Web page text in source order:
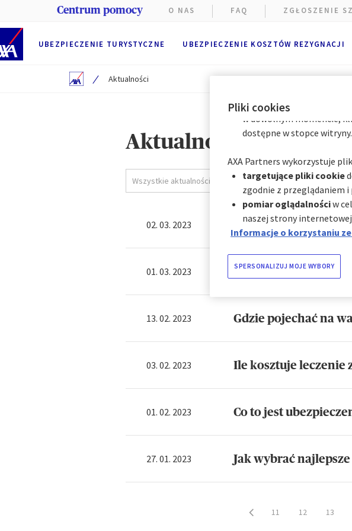
UBEZPIECZENIE TURYSTYCZNE UBEZPIECZENIE KOSZTÓW REZYGNACJI
Centrum pomocy O NAS FAQ ZGŁOSZENIE
/ Aktualności
Aktualności
Wszystkie aktualności
02. 03. 2023 7 pomysłów na
01. 03. 2023 Wakacje na własną
13. 02. 2023 Gdzie pojechać na
03. 02. 2023 Ile kosztuje leczenie
01. 02. 2023 Co to jest
27. 01. 2023 Jak wybrać
11 12 13
Pliki cookies
przeglądania strony
przez AXA Partners lub
Preferencje użytkownika będą
cookie w zależności od ich
natychmiast, klikając "
w dowolnym momencie,
dostępne w stopce witryny.
AXA Partners wykorzystuje
targetujące pliki cookie
zgodnie z przeglądaniem
pomiar oglądalnościw
naszej strony
Informacje o korzystaniu
SPERSONALIZUJ MOJE WYBORY